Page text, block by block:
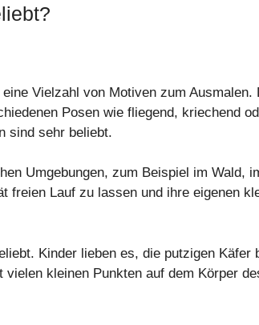
Vielzahl von Motiven zum Ausmalen.
Posen wie fliegend, kriechend
sind sehr beliebt.
Umgebungen, zum Beispiel im Wald,
Lauf zu lassen und ihre eigenen
Kinder lieben es, die putzigen Käfer
kleinen Punkten auf dem Körper